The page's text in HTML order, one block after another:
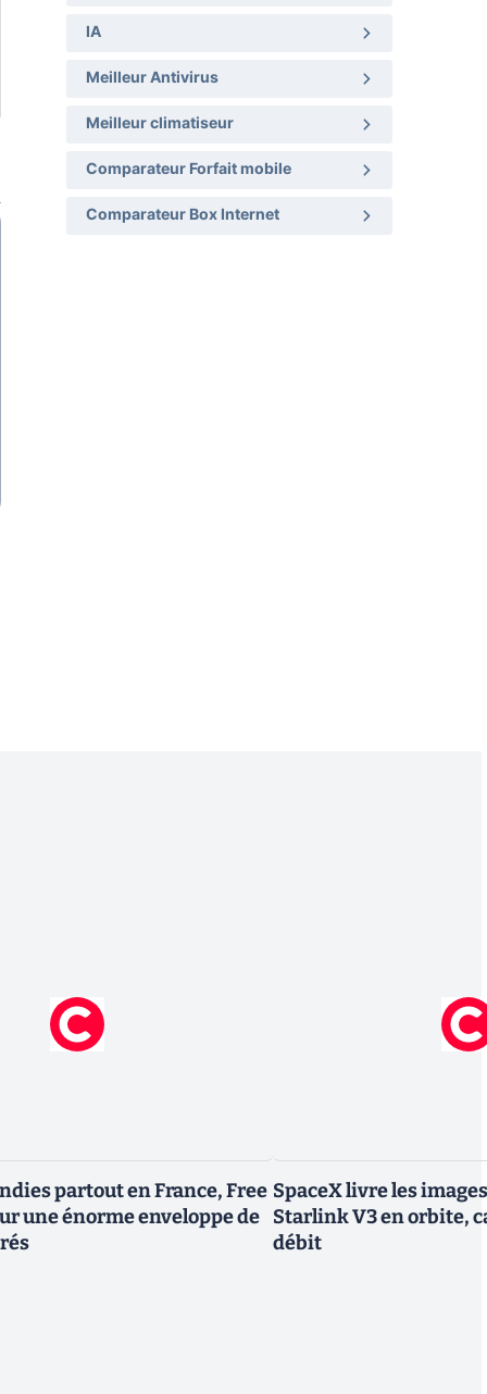
IA
Meilleur Antivirus
Meilleur climatiseur
Comparateur Forfait mobile
Comparateur Box Internet
partout en France, Free
une énorme enveloppe de
SpaceX livre les
Starlink V3 en orbite,
débit